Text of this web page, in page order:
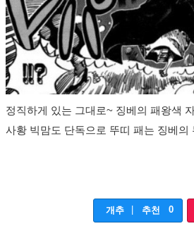
정직하게 있는 그대로~ 징베의 패왕색
사황 빅맘도 단독으로 뚜띠 패는 징베의
개추 추천 0